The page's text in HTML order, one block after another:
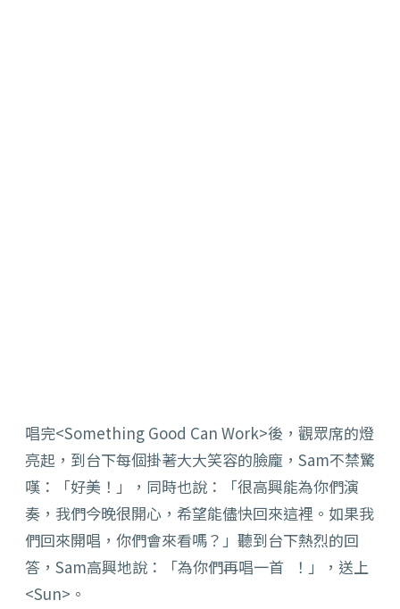
唱完<Something Good Can Work>後，觀眾席的燈
亮起，到台下每個掛著大大笑容的臉龐，Sam不禁驚
嘆：「好美！」，同時也說：「很高興能為你們演
奏，我們今晚很開心，希望能儘快回來這裡。如果我
們回來開唱，你們會來看嗎？」聽到台下熱烈的回
答，Sam高興地說：「為你們再唱一首 ！」，送上
<Sun>。